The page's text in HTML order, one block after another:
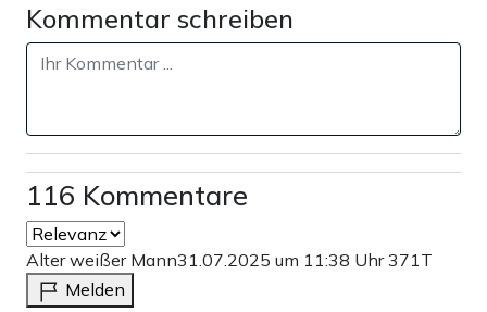
Kommentar schreiben
116 Kommentare
Alter weißer Mann31.07.2025 um 11:38 Uhr371T
Melden